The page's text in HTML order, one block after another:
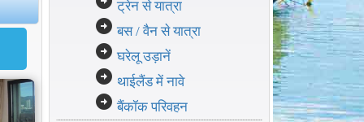
ट्रेन से यात्रा
arrow_circle_right बस / वैन से यात्रा
arrow_circle_right घरेलू उड़ानें
arrow_circle_right थाईलैंड में नावे
arrow_circle_right बैंकॉक परिवहन